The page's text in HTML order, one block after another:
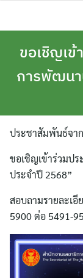
ขอเชิญเข้
การพัฒนา
ประชาสัมพันธ์จา
ขอเชิญเข้าร่วมป
ประจำปี 2568”
สอบถามรายละเ
5900 ต่อ 5491-95